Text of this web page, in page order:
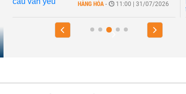
HÀNG HÓA - 11:00 | 31/07/2026